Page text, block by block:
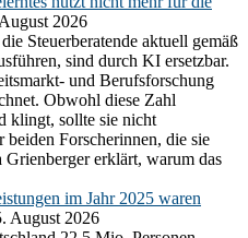
2026
Steuerberatende aktuell gemäß
sind durch KI ersetzbar.
und Berufsforschung
Obwohl diese Zahl
klingt, sollte sie nicht
Forscherinnen, die sie
erklärt, warum das
im Jahr 2025 waren
August 2026